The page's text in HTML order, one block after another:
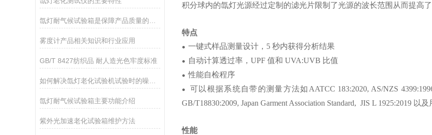
雾度计产品相关知识和行业应用
GB/T 8427纺织品 耐人造光色牢度标准
氙灯耐气候试验箱主要功能介绍
紫外光加速老化试验箱维护方法
积分球内的氙灯光源经过定制的滤光片限制了光源的波长范围从而提高了
特点
● 一键式样品测量设计，5 秒内获得分析结果
● 自动计算透过率，UPF 值和 UVA:UVB 比值
●性能自检程序
● 可以根据系统自带的测量方法如AATCC 183:2020, AS/NZS
GB/T18830:2009, Japan Garment Association Standard, JIS L 1925:2019
性能